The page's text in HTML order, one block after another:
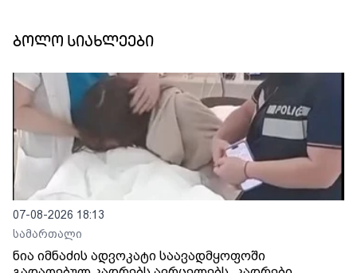
ბოლო სიახლეები
07-08-2026 18:13
სამართალი
ნია იმნაძის ადვოკატი საავადმყოფოში